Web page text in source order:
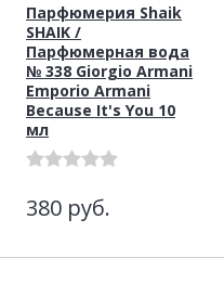
Парфюмерия Shaik
SHAIK /
Парфюмерная вода
№ 338 Giorgio Armani
Emporio Armani
Because It's You 10
мл
380 руб.